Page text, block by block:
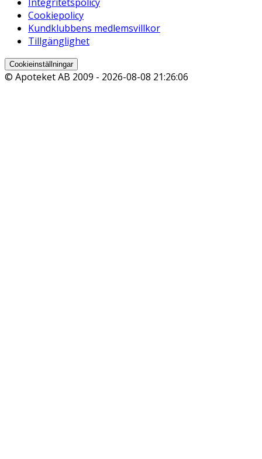
Cookiepolicy
Kundklubbens medlemsvillkor
Tillgänglighet
Cookieinställningar
© Apoteket AB 2009 - 2026-08-08 21:26:06